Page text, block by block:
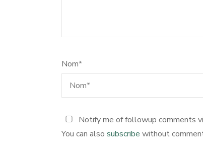
Nom*
Notify me of followup comments
You can also subscribe without